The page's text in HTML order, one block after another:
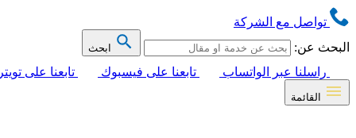
تواصل مع الشركة
البحث عن:
ابحث
راسلنا عبر الواتساب تابعنا على فيسبوك تابعنا على تويتر
القائمة